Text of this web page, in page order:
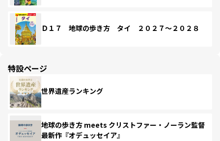
Ｄ１７ 地球の歩き方 タイ ２０２７～２０２８
特設ページ
世界遺産ランキング
地球の歩き方 meets クリストファー・ノーラン監督
最新作『オデュッセイア』